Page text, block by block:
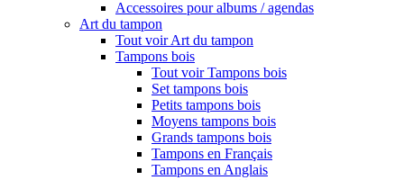
Accessoires pour albums / agendas
Art du tampon
Tout voir Art du tampon
Tampons bois
Tout voir Tampons bois
Set tampons bois
Petits tampons bois
Moyens tampons bois
Grands tampons bois
Tampons en Français
Tampons en Anglais